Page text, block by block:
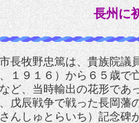
長州に
牧野忠篤は、貴族院議
１９１６）から６５歳で
ど、当時輸出の花形であ
戊辰戦争で戦った長岡藩
んしゅとらいち）記念碑